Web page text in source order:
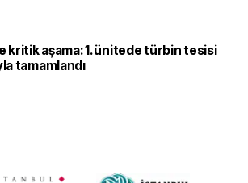
kritik aşama: 1. ünitede türbin tesisi
tamamlandı